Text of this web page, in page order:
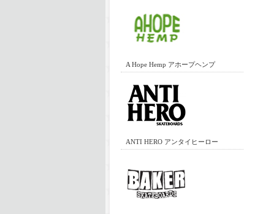
A Hope Hemp アホープヘンプ
ANTI HERO アンタイヒーロー